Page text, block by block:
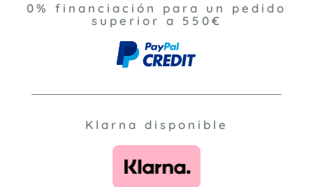
0% financiación para un pedido
superior a 550€
Klarna disponible